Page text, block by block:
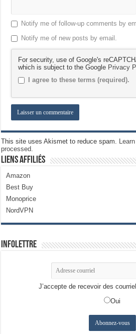
Notify me of follow-up comments by
Notify me of new posts by email.
For security, use of Google's
which is subject to the Google Privacy
I agree to these terms (required).
This site uses Akismet to reduce spam.
processed.
Liens Affiliés
Amazon
Best Buy
Monoprice
NordVPN
Infolettre
J’accepte de recevoir des
Oui